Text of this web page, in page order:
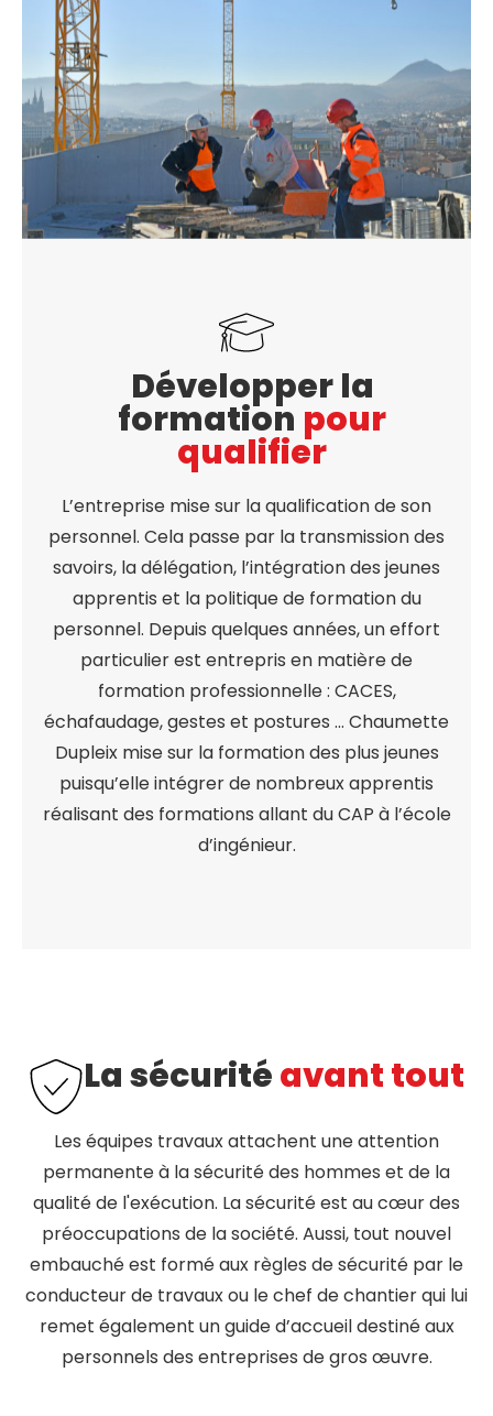
Développer la
formation pour
qualifier
L’entreprise mise sur la qualification de son
personnel. Cela passe par la transmission des
savoirs, la délégation, l’intégration des jeunes
apprentis et la politique de formation du
personnel. Depuis quelques années, un effort
particulier est entrepris en matière de
formation professionnelle : CACES,
échafaudage, gestes et postures … Chaumette
Dupleix mise sur la formation des plus jeunes
puisqu’elle intégrer de nombreux apprentis
réalisant des formations allant du CAP à l’école
d’ingénieur.
La sécuritéavant tout
Les équipes travaux attachent une attention
permanente à la sécurité des hommes et de la
qualité de l'exécution. La sécurité est au cœur des
préoccupations de la société. Aussi, tout nouvel
embauché est formé aux règles de sécurité par le
conducteur de travaux ou le chef de chantier qui lui
remet également un guide d’accueil destiné aux
personnels des entreprises de gros œuvre.